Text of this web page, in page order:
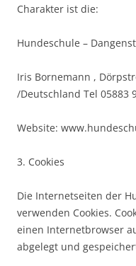
Charakter ist die:
Hundeschule –
Iris Bornemann ,
/Deutschland Tel 05883
Website:
3. Cookies
Die Internetseiten der
verwenden Cookies.
einen Internetbrowser
abgelegt und